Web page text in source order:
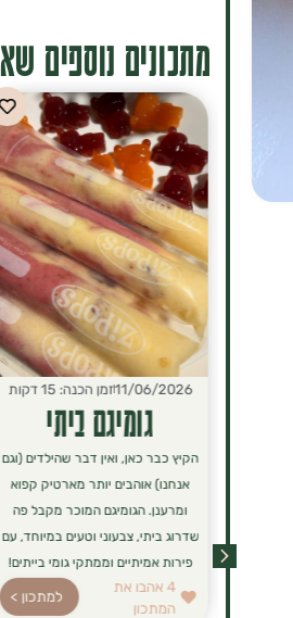
מתכונים נוספים
11/06/2026זמן הכנה: 15 דקות
גומיגם ביתי
הקיץ כבר כאן, ואין דבר שהילדים (וגם
אנחנו) אוהבים יותר מארטיק קפוא
ומרענן. הגומיגם המוכר מקבל פה
שדרוג ביתי, צבעוני וטעים במיוחד, עם
פירות אמיתיים וממתקי גומי בייתים!
4אהבו את
המתכון
למתכון >